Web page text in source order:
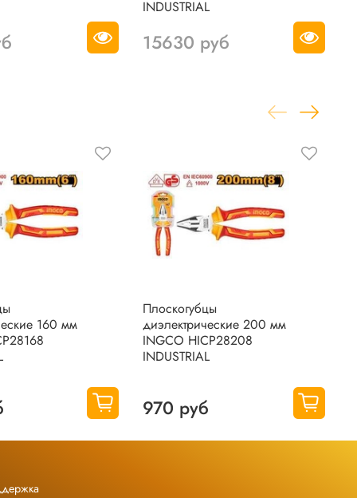
INDUSTRIAL
15630 руб
160 мм
Плоскогубцы
диэлектрические 200 мм
INGCO HICP28208
INDUSTRIAL
970 руб